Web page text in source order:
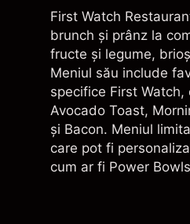
First Watch
brunch și prânz la
fructe și legume,
Meniul său include
specifice First
Avocado Toast,
și Bacon. Meniul
care pot fi
cum ar fi Power